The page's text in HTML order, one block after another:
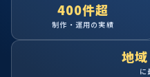
400件超
制作・運用の実績
地
に